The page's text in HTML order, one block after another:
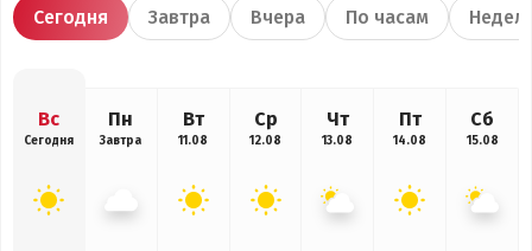
Сегодня Завтра Вчера По часам
Вс
Сегодня
Пн
Завтра
Вт
11.08
Ср
12.08
Чт
13.08
Пт
14.08
Сб
15.08